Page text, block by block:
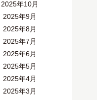
2025年10月
2025年9月
2025年8月
2025年7月
2025年6月
2025年5月
2025年4月
2025年3月